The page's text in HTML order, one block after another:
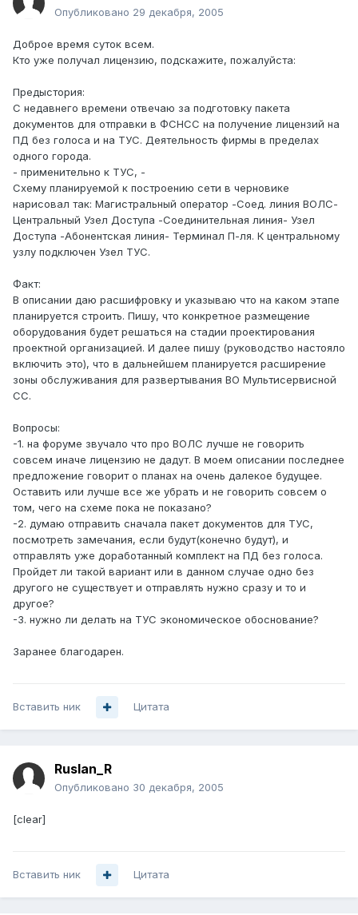
Опубликовано 29 декабря, 2005
Доброе время суток всем.
Кто уже получал лицензию, подскажите, пожалуйста:
Предыстория:
С недавнего времени отвечаю за подготовку пакета
документов для отправки в ФСНСС на получение лицензий на
ПД без голоса и на ТУС. Деятельность фирмы в пределах
одного города.
- применительно к ТУС, -
Схему планируемой к построению сети в черновике
нарисовал так: Магистральный оператор -Соед. линия ВОЛС-
Центральный Узел Доступа -Соединительная линия- Узел
Доступа -Абонентская линия- Терминал П-ля. К центральному
узлу подключен Узел ТУС.
Факт:
В описании даю расшифровку и указываю что на каком этапе
планируется строить. Пишу, что конкретное размещение
оборудования будет решаться на стадии проектирования
проектной организацией. И далее пишу (руководство настояло
включить это), что в дальнейшем планируется расширение
зоны обслуживания для развертывания ВО Мультисервисной
СС.
Вопросы:
-1. на форуме звучало что про ВОЛС лучше не говорить
совсем иначе лицензию не дадут. В моем описании последнее
предложение говорит о планах на очень далекое будущее.
Оставить или лучше все же убрать и не говорить совсем о
том, чего на схеме пока не показано?
-2. думаю отправить сначала пакет документов для ТУС,
посмотреть замечания, если будут(конечно будут), и
отправлять уже доработанный комплект на ПД без голоса.
Пройдет ли такой вариант или в данном случае одно без
другого не существует и отправлять нужно сразу и то и
другое?
-3. нужно ли делать на ТУС экономическое обоснование?
Заранее благодарен.
Вставить ник Цитата
Ruslan_R
Опубликовано 30 декабря, 2005
[clear]
Вставить ник Цитата